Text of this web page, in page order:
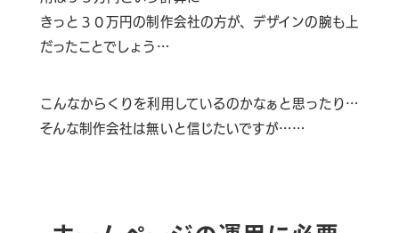
きっと３０万円の制作会社の方が、デザインの腕も上
だったことでしょう…
こんなからくりを利用しているのかなぁと思ったり…
そんな制作会社は無いと信じたいですが……